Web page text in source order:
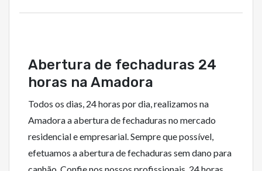
Abertura de fechaduras 24
horas na Amadora
Todos os dias, 24 horas por dia, realizamos na
Amadora a abertura de fechaduras no mercado
residencial e empresarial. Sempre que possível,
efetuamos a abertura de fechaduras sem dano para